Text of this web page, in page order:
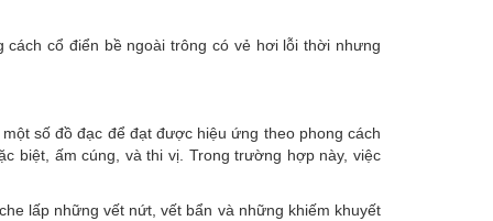
cổ điển bề ngoài trông có vẻ hơi lỗi thời nhưng
số đồ đạc để đạt được hiệu ứng theo phong cách
biệt, ấm cúng, và thi vị. Trong trường hợp này, việc
lấp những vết nứt, vết bẩn và những khiếm khuyết